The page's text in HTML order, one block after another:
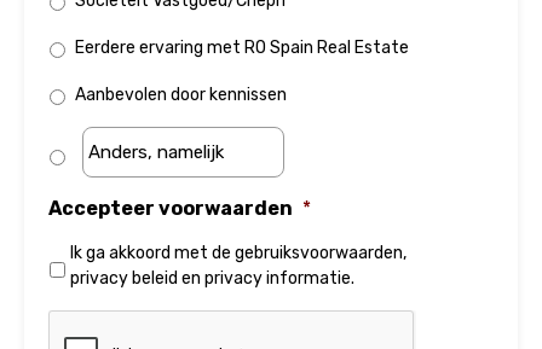
Eerdere ervaring met RO Spain Real Estate
Aanbevolen door kennissen
Accepteer voorwaarden *
Ik ga akkoord met de gebruiksvoorwaarden,
privacy beleid en privacy informatie.